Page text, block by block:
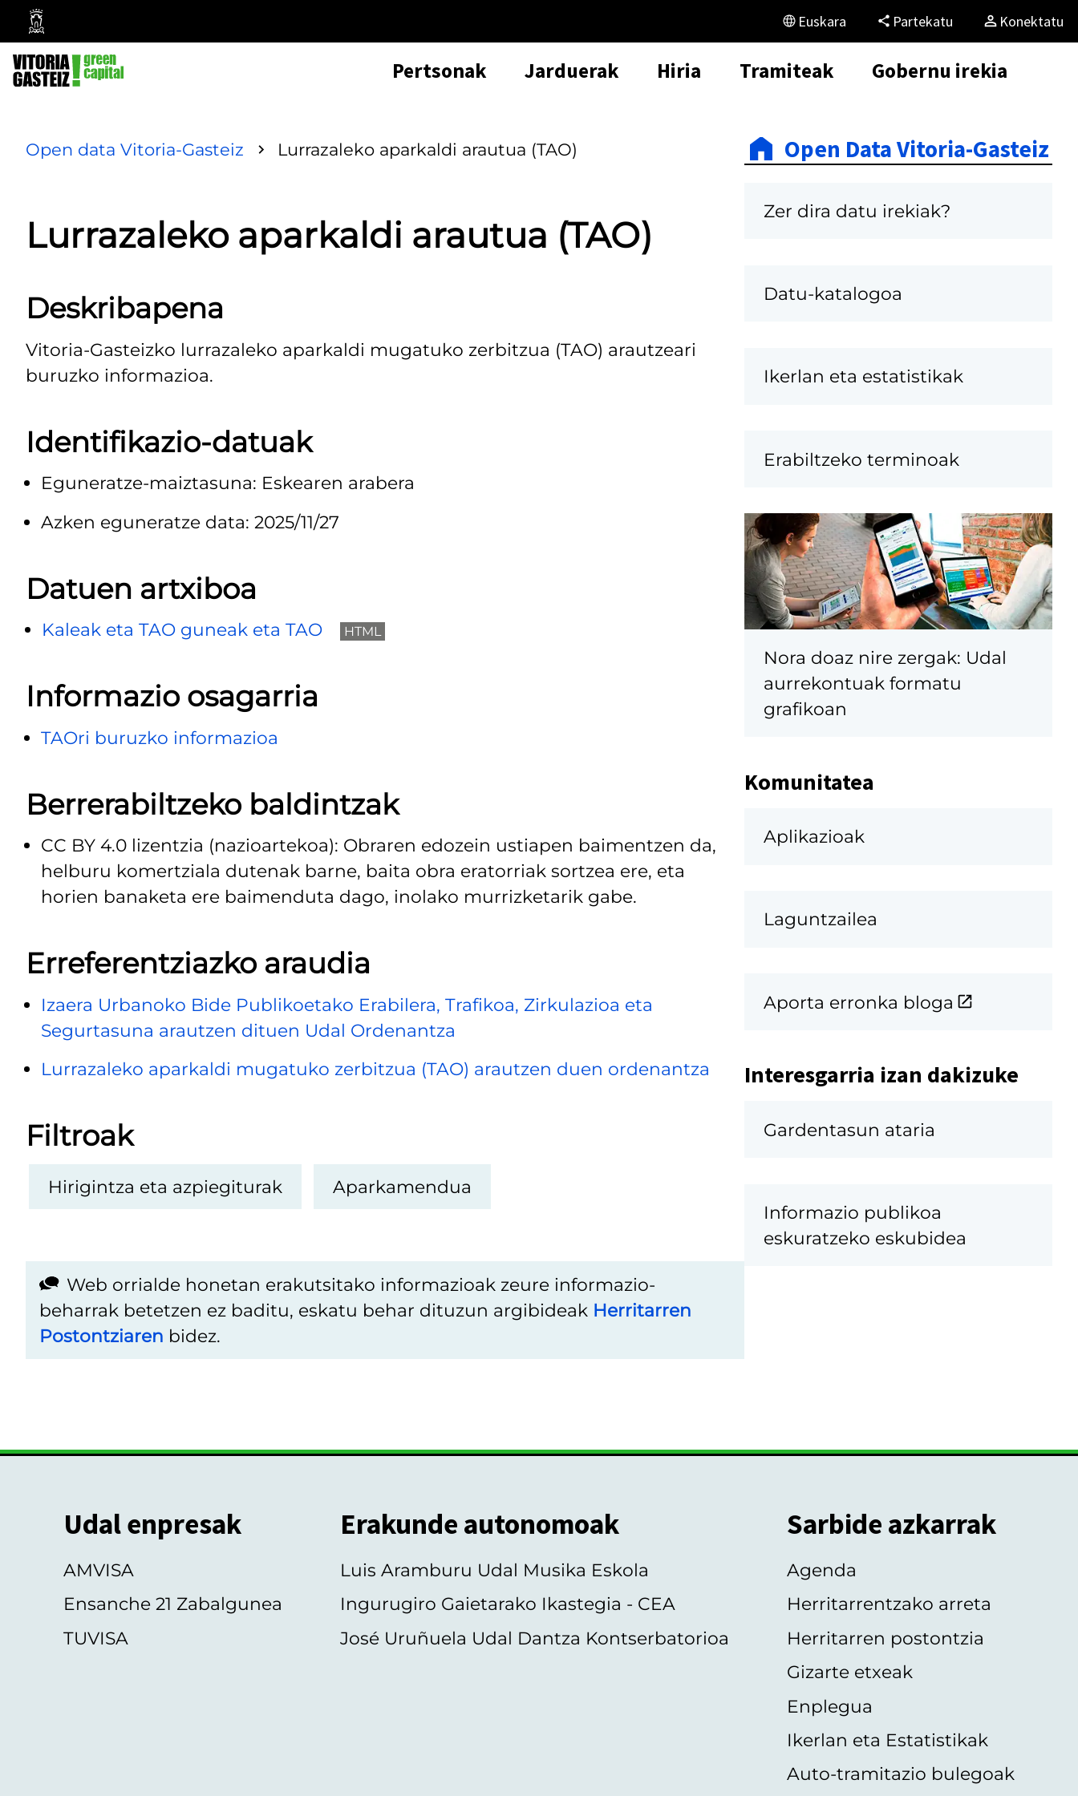
Vitoria-
Gasteizko
Udala
Euskara Partekatu Konektatu
Pertsonak Jarduerak Hiria Tramiteak Gobernu irekia
Open data Vitoria-Gasteiz Lurrazaleko aparkaldi arautua (TAO)
Lurrazaleko aparkaldi arautua (TAO)
Deskribapena
Vitoria-Gasteizko lurrazaleko aparkaldi mugatuko zerbitzua (TAO) arautzeari
buruzko informazioa.
Identifikazio-datuak
Eguneratze-maiztasuna: Eskearen arabera
Azken eguneratze data: 2025/11/27
Datuen artxiboa
Kaleak eta TAO guneak eta TAO HTML
Informazio osagarria
TAOri buruzko informazioa
Berrerabiltzeko baldintzak
CC BY 4.0 lizentzia (nazioartekoa): Obraren edozein ustiapen baimentzen da,
helburu komertziala dutenak barne, baita obra eratorriak sortzea ere, eta
horien banaketa ere baimenduta dago, inolako murrizketarik gabe.
Erreferentziazko araudia
Izaera Urbanoko Bide Publikoetako Erabilera, Trafikoa, Zirkulazioa eta
Segurtasuna arautzen dituen Udal Ordenantza
Lurrazaleko aparkaldi mugatuko zerbitzua (TAO) arautzen duen ordenantza
Filtroak
Hirigintza eta azpiegiturak Aparkamendua
Web orrialde honetan erakutsitako informazioak zeure informazio-
beharrak betetzen ez baditu, eskatu behar dituzun argibideak Herritarren
Postontziaren bidez.
Open Data Vitoria-Gasteiz
Zer dira datu irekiak?
Datu-katalogoa
Ikerlan eta estatistikak
Erabiltzeko terminoak
Nora doaz nire zergak: Udal
aurrekontuak formatu
grafikoan
Komunitatea
Aplikazioak
Laguntzailea
Aporta erronka bloga
Interesgarria izan dakizuke
Gardentasun ataria
Informazio publikoa
eskuratzeko eskubidea
Udal enpresak
AMVISA
Ensanche 21 Zabalgunea
TUVISA
Erakunde autonomoak
Luis Aramburu Udal Musika Eskola
Ingurugiro Gaietarako Ikastegia - CEA
José Uruñuela Udal Dantza Kontserbatorioa
Sarbide azkarrak
Agenda
Herritarrentzako arreta
Herritarren postontzia
Gizarte etxeak
Enplegua
Ikerlan eta Estatistikak
Auto-tramitazio bulegoak